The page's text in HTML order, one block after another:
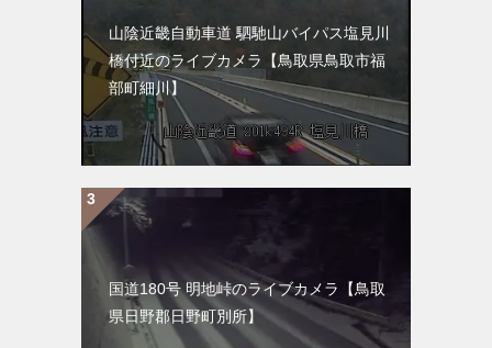
山陰近畿自動車道 駟馳山バイパス塩見川
橋付近のライブカメラ【鳥取県鳥取市福
部町細川】
国道180号 明地峠のライブカメラ【鳥取
県日野郡日野町別所】